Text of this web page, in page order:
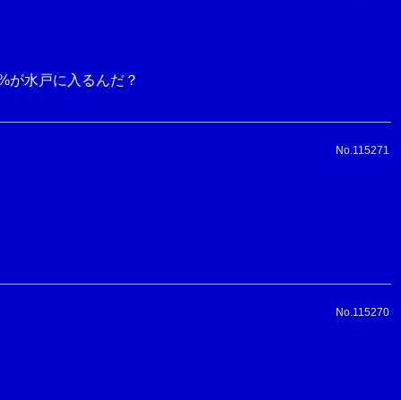
が水戸に入るんだ？
No.115271
No.115270